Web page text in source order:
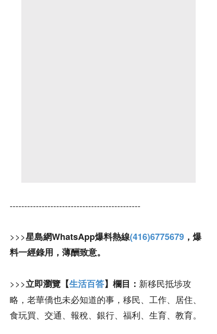
---------------------------------------------
>>>星島網WhatsApp爆料熱線(416)6775679 ，爆
料一經錄用，薄酬致意。
>>>立即瀏覽【生活百答】欄目： 新移民抵埗攻
略，老華僑也未必知道的事，移民、工作、居住、
食玩買、交通、報稅、銀行、福利、生育、教育。